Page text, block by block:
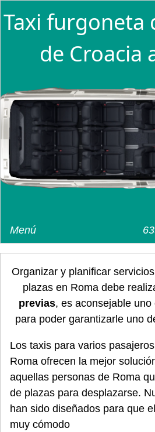
Taxi furgoneta
de Croacia
Menú
Organizar y planificar
plazas en Roma debe
previas, es aconsejable
para poder garantizarle uno
Los taxis para varios
Roma ofrecen la mejor
aquellas personas de Roma
de plazas para desplazarse.
han sido diseñados para que
muy cómodo